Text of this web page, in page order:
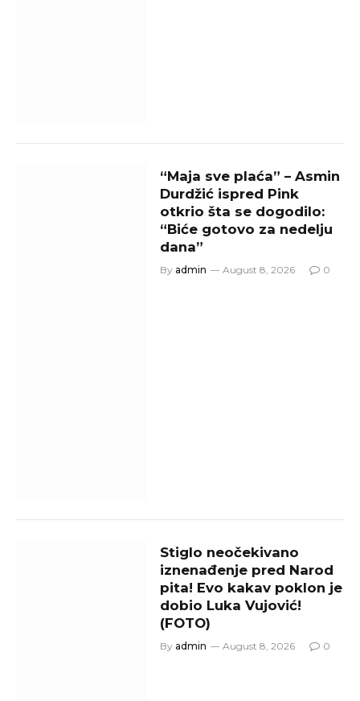
“Maja sve plaća” – Asmin
Durdžić ispred Pink
otkrio šta se dogodilo:
“Biće gotovo za nedelju
dana”
By admin August 8, 2026 0
Stiglo neočekivano
iznenađenje pred Narod
pita! Evo kakav poklon je
dobio Luka Vujović!
(FOTO)
By admin August 8, 2026 0